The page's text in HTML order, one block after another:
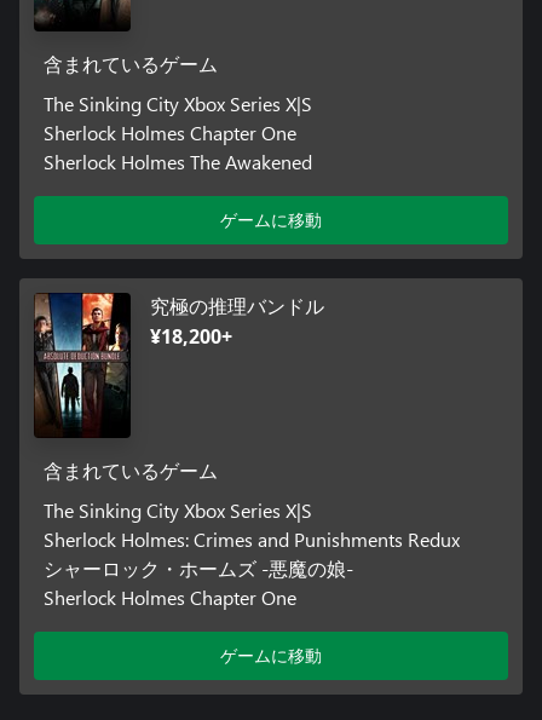
含まれているゲーム
The Sinking City Xbox Series X|S
Sherlock Holmes Chapter One
Sherlock Holmes The Awakened
ゲームに移動
究極の推理バンドル
¥18,200+
含まれているゲーム
The Sinking City Xbox Series X|S
Sherlock Holmes: Crimes and Punishments Redux
シャーロック・ホームズ -悪魔の娘-
Sherlock Holmes Chapter One
ゲームに移動